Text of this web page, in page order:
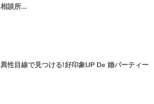
相談所...
異性目線で見つける!好印象UP De 婚パーティー